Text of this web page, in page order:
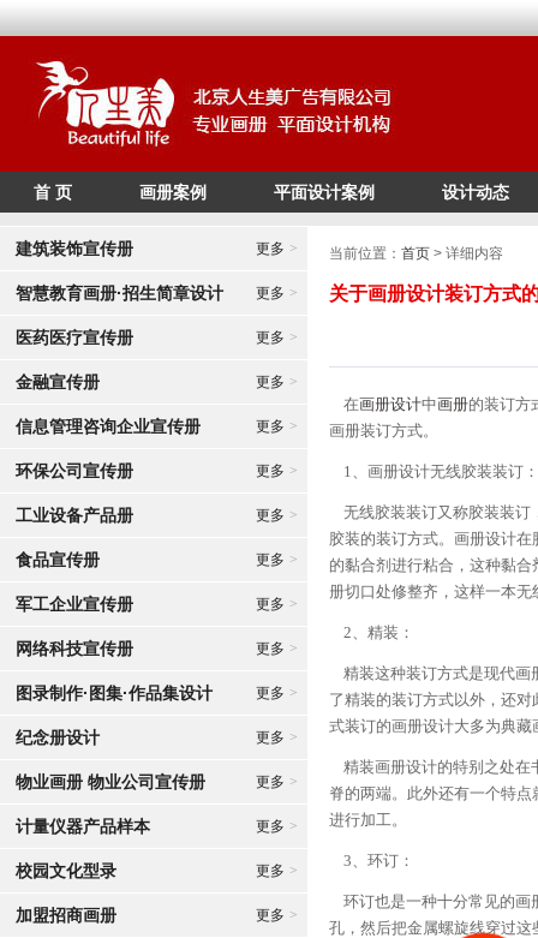
/* */
首 页 画册案例 平面设计案例 设计动态
建筑装饰宣传册 更多 >
智慧教育画册·招生简章设计 更多 >
医药医疗宣传册 更多 >
金融宣传册 更多 >
信息管理咨询企业宣传册 更多 >
环保公司宣传册 更多 >
工业设备产品册 更多 >
食品宣传册 更多 >
军工企业宣传册 更多 >
网络科技宣传册 更多 >
图录制作·图集·作品集设计 更多 >
纪念册设计 更多 >
物业画册 物业公司宣传册 更多 >
计量仪器产品样本 更多 >
校园文化型录 更多 >
加盟招商画册 更多 >
当前位置： 首页 > 详细内容
关于画册设计装订方式
在画册设计中画册的装订方
画册装订方式。
1、画册设计无线胶装装订：
无线胶装装订又称胶装装订
胶装的装订方式。画册设计
的黏合剂进行粘合，这种黏
册切口处修整齐，这样一本
2、精装：
精装这种装订方式是现代画
了精装的装订方式以外，还
式装订的画册设计大多为典
精装画册设计的特别之处在
脊的两端。此外还有一个特
进行加工。
3、环订：
环订也是一种十分常见的画
孔，然后把金属螺旋线穿过